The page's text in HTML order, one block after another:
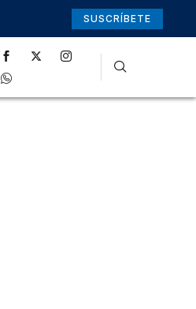
SUSCRÍBETE